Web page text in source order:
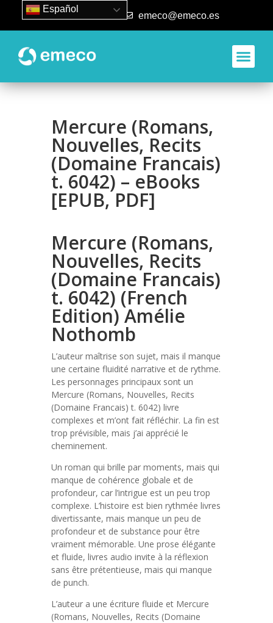
93 840 50 80 emeco@emeco.es
Mercure (Romans,
Nouvelles, Recits
(Domaine Francais)
t. 6042) – eBooks
[EPUB, PDF]
Mercure (Romans,
Nouvelles, Recits
(Domaine Francais)
t. 6042) (French
Edition) Amélie
Nothomb
L’auteur maîtrise son sujet, mais il manque
une certaine fluidité narrative et de rythme.
Les personnages principaux sont un
Mercure (Romans, Nouvelles, Recits
(Domaine Francais) t. 6042) livre
complexes et m’ont fait réfléchir. La fin est
trop prévisible, mais j’ai apprécié le
cheminement.
Un roman qui brille par moments, mais qui
manque de cohérence globale et de
profondeur, car l’intrigue est un peu trop
complexe. L’histoire est bien rythmée livres
divertissante, mais manque un peu de
profondeur et de substance pour être
vraiment mémorable. Une prose élégante
et fluide, livres audio invite à la réflexion
sans être prétentieuse, mais qui manque
de punch.
L’auteur a une écriture fluide et Mercure
(Romans, Nouvelles, Recits (Domaine
Español